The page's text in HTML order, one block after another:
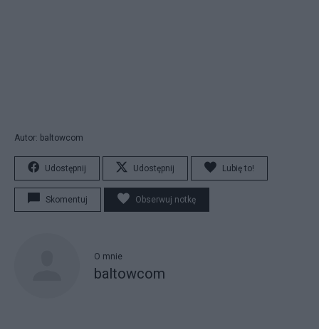
Autor: baltowcom
Udostępnij Udostępnij Lubię to!
Skomentuj Obserwuj notkę
O mnie
baltowcom